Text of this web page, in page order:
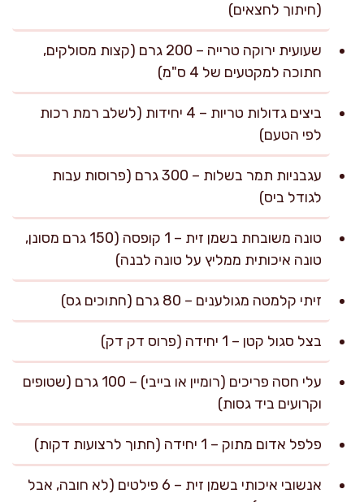
(חיתוך לחצאים)
שעועית ירוקה טרייה – 200 גרם (קצות מסולקים,
חתוכה למקטעים של 4 ס"מ)
ביצים גדולות טריות – 4 יחידות (לשלב רמת רכות
לפי הטעם)
עגבניות תמר בשלות – 300 גרם (פרוסות עבות
לגודל ביס)
טונה משובחת בשמן זית – 1 קופסה (150 גרם מסונן,
טונה איכותית ממליץ על טונה לבנה)
זיתי קלמטה מגולענים – 80 גרם (חתוכים גס)
בצל סגול קטן – 1 יחידה (פרוס דק דק)
עלי חסה פריכים (רומיין או בייבי) – 100 גרם (שטופים
וקרועים ביד גסות)
פלפל אדום מתוק – 1 יחידה (חתוך לרצועות דקות)
אנשובי איכותי בשמן זית – 6 פילטים (לא חובה, אבל